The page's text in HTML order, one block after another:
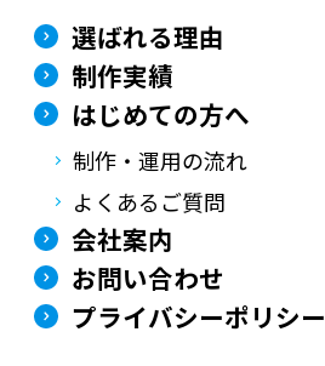
選ばれる理由
制作実績
はじめての方へ
制作・運用の流れ
よくあるご質問
会社案内
お問い合わせ
プライバシーポリシー